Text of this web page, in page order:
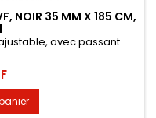
NOIR 35 MM X 185 CM,
avec passant.